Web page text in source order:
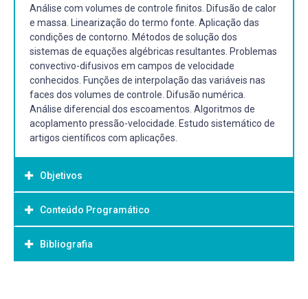
Análise com volumes de controle finitos. Difusão de calor
e massa. Linearização do termo fonte. Aplicação das
condições de contorno. Métodos de solução dos
sistemas de equações algébricas resultantes. Problemas
convectivo-difusivos em campos de velocidade
conhecidos. Funções de interpolação das variáveis nas
faces dos volumes de controle. Difusão numérica.
Análise diferencial dos escoamentos. Algoritmos de
acoplamento pressão-velocidade. Estudo sistemático de
artigos científicos com aplicações.
Objetivos
Objetivo Geral:
Conteúdo Programático
I. Introdução
Bibliografia